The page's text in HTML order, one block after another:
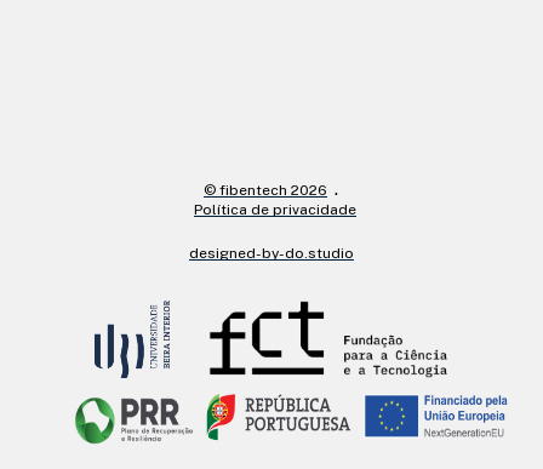
designed-by-do.studio
© fibentech 2026
Política de privacidade